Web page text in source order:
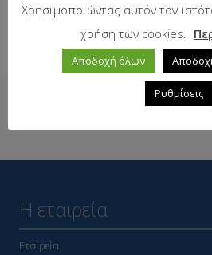
Δείτε επίσης
Η εταιρεία
Εταιρεία
Χρησιμοποιώντας αυτόν τον
χρήση των cookies.
Αποδοχή όλων
Ρυθμίσεις